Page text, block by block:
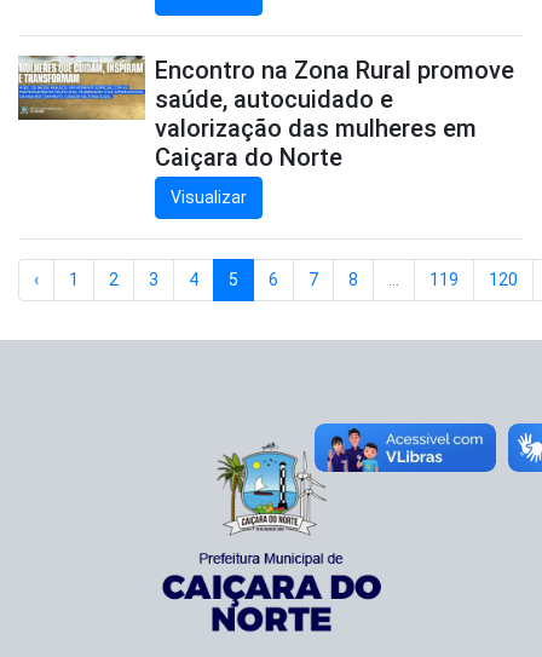
Encontro na Zona Rural promove
saúde, autocuidado e
valorização das mulheres em
Caiçara do Norte
Visualizar
‹ 1 2 3 4 5 6 7 8 119 120